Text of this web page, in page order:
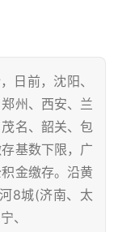
日前，沈阳、
州、西安、兰
名、韶关、包
基数下限，广
金缴存。沿黄
8城(济南、太
、